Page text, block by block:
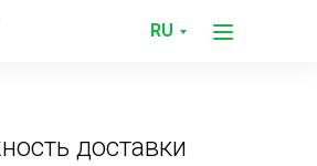
RU
доставки